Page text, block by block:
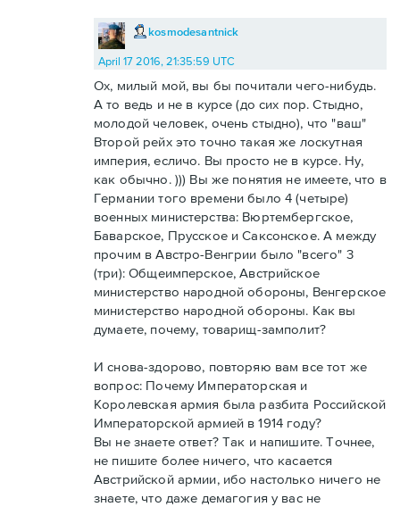
kosmodesantnick
April 17 2016, 21:35:59 UTC
Ох, милый мой, вы бы почитали чего-нибудь.
А то ведь и не в курсе (до сих пор. Стыдно,
молодой человек, очень стыдно), что "ваш"
Второй рейх это точно такая же лоскутная
империя, есличо. Вы просто не в курсе. Ну,
как обычно. ))) Вы же понятия не имеете, что в
Германии того времени было 4 (четыре)
военных министерства: Вюртембергское,
Баварское, Прусское и Саксонское. А между
прочим в Австро-Венгрии было "всего" 3
(три): Общеимперское, Австрийское
министерство народной обороны, Венгерское
министерство народной обороны. Как вы
думаете, почему, товарищ-замполит?
И снова-здорово, повторяю вам все тот же
вопрос: Почему Императорская и
Королевская армия была разбита Российской
Императорской армией в 1914 году?
Вы не знаете ответ? Так и напишите. Точнее,
не пишите более ничего, что касается
Австрийской армии, ибо настолько ничего не
знаете, что даже демагогия у вас не